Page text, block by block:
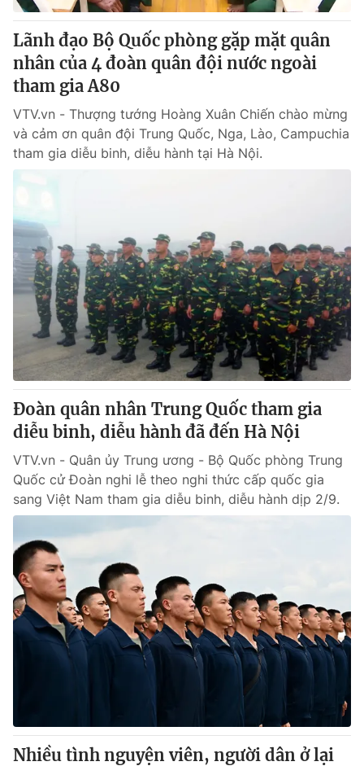
Lãnh đạo Bộ Quốc phòng gặp mặt quân
nhân của 4 đoàn quân đội nước ngoài
tham gia A80
VTV.vn - Thượng tướng Hoàng Xuân Chiến chào mừng
và cảm ơn quân đội Trung Quốc, Nga, Lào, Campuchia
tham gia diễu binh, diễu hành tại Hà Nội.
Đoàn quân nhân Trung Quốc tham gia
diễu binh, diễu hành đã đến Hà Nội
VTV.vn - Quân ủy Trung ương - Bộ Quốc phòng Trung
Quốc cử Đoàn nghi lễ theo nghi thức cấp quốc gia
sang Việt Nam tham gia diễu binh, diễu hành dịp 2/9.
Nhiều tình nguyện viên, người dân ở lại